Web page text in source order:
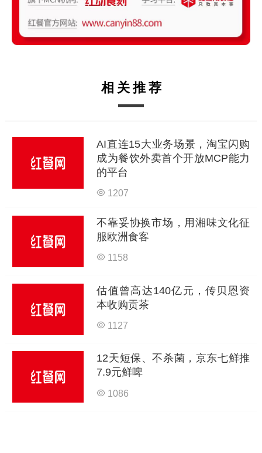
相关推荐
AI直连15大业务场景，淘宝闪购
成为餐饮外卖首个开放MCP能力
的平台
1207
不靠妥协换市场，用湘味文化征
服欧洲食客
1158
估值曾高达140亿元，传贝恩资
本收购贡茶
1127
12天短保、不杀菌，京东七鲜推
7.9元鲜啤
1086